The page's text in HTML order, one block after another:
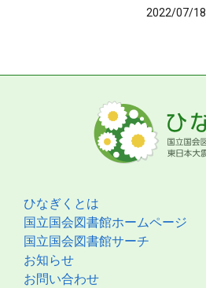
2022/07/18
ひなぎくとは
国立国会図書館ホームページ
国立国会図書館サーチ
お知らせ
お問い合わせ